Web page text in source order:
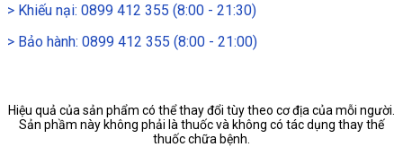
> Khiếu nại: 0899 412 355 (8:00 - 21:30)
> Bảo hành: 0899 412 355 (8:00 - 21:00)
Hiệu quả của sản phẩm có thể thay đổi tùy theo cơ địa của mỗi người.
Sản phầm này không phải là thuốc và không có tác dụng thay thế
thuốc chữa bệnh.